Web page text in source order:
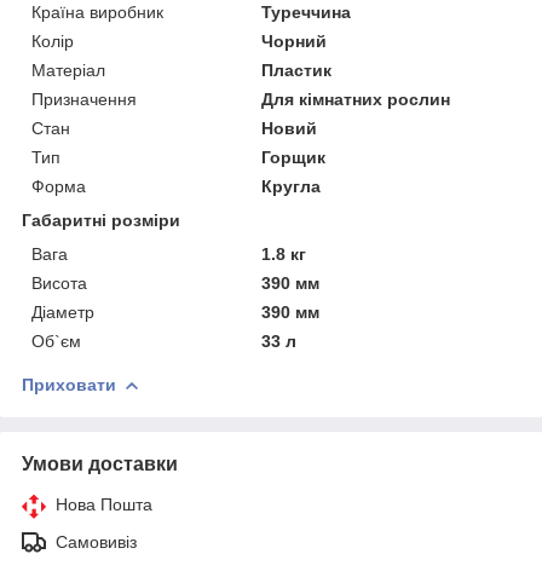
Країна виробник
Туреччина
Колір
Чорний
Матеріал
Пластик
Призначення
Для кімнатних рослин
Стан
Новий
Тип
Горщик
Форма
Кругла
Габаритні розміри
Вага
1.8 кг
Висота
390 мм
Діаметр
390 мм
Об`єм
33 л
Приховати
Умови доставки
Нова Пошта
Самовивіз